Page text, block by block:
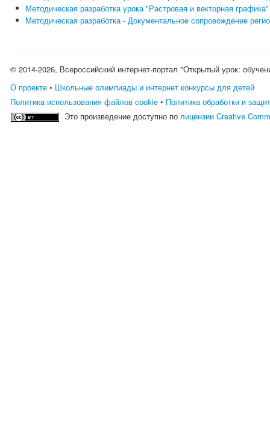
Методическая разработка урока "Растровая и векторная графика"
Методическая разработка - Документальное сопровождение
© 2014-2026, Всероссийский интернет-портал "Открытый урок:
О проекте • Школьные олимпиады и интернет конкурсы для детей
Политика использования файлов cookie • Политика обработки и
Это произведение доступно полицензии Creative